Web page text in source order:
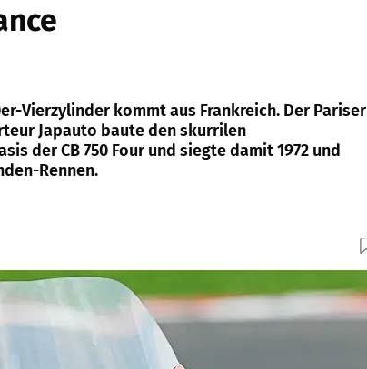
Vierzylinder kommt aus Frankreich. Der Pariser
Japauto baute den skurrilen
der CB 750 Four und siegte damit 1972 und
Rennen.